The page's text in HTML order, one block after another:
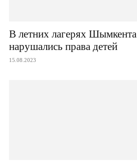
В летних лагерях Шымкента
нарушались права детей
15.08.2023